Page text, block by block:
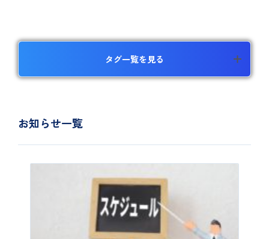
タグ一覧を見る
お知らせ一覧